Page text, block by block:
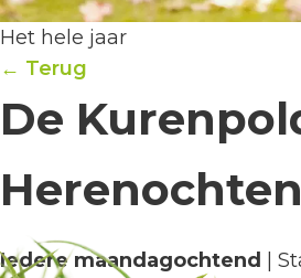
Het hele jaar
← Terug
De
Iedere maandagochtend
|